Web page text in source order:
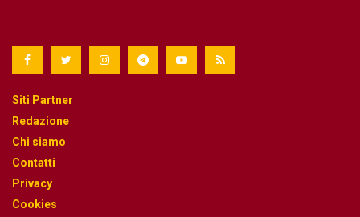
Siti Partner
Redazione
Chi siamo
Contatti
Privacy
Cookies